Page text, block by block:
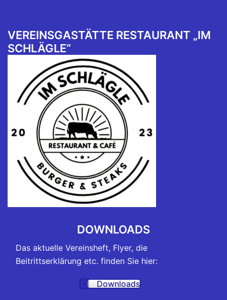
VEREINSGASTÄTTE RESTAURANT „IM
SCHLÄGLE“
DOWNLOADS
Das aktuelle Vereinsheft, Flyer, die
Beitrittserklärung etc. finden Sie hier:
Downloads